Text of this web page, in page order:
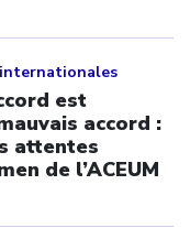
est
accord :
attentes
de l’ACEUM